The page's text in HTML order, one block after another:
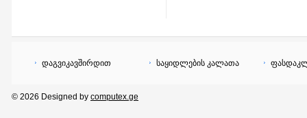
დაგვიკავშირდით საყიდლების კალათა
© 2026 Designed by computex.ge